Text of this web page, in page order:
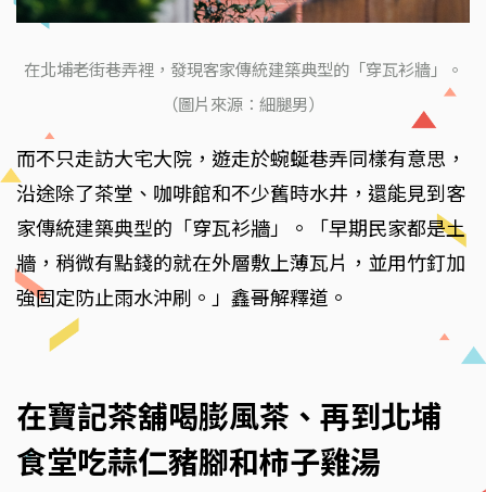
在北埔老街巷弄裡，發現客家傳統建築典型的「穿瓦衫牆」。
（圖片來源：細腿男）
而不只走訪大宅大院，遊走於蜿蜒巷弄同樣有意思，
沿途除了茶堂、咖啡館和不少舊時水井，還能見到客
家傳統建築典型的「穿瓦衫牆」。「早期民家都是土
牆，稍微有點錢的就在外層敷上薄瓦片，並用竹釘加
強固定防止雨水沖刷。」鑫哥解釋道。
在寶記茶舖喝膨風茶、再到北埔
食堂吃蒜仁豬腳和柿子雞湯